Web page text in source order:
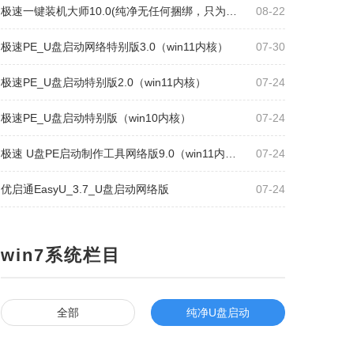
08-22
07-30
极速PE_U盘启动网络特别版3.0（win11内核）
07-24
极速PE_U盘启动特别版2.0（win11内核）
07-24
极速PE_U盘启动特别版（win10内核）
07-24
07-24
优启通EasyU_3.7_U盘启动网络版
win7系统栏目
全部 纯净U盘启动